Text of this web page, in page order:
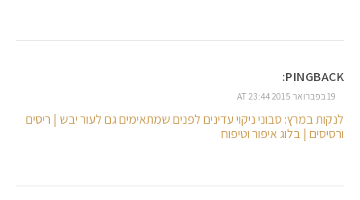
PINGBACK:
19 בפברואר 2015 AT 23:44
לנקות במרץ: סבוני ניקוי עדינים לפנים שמתאימים גם לעור יבש | ריסים
ורסיסים | בלוג איפור וטיפוח